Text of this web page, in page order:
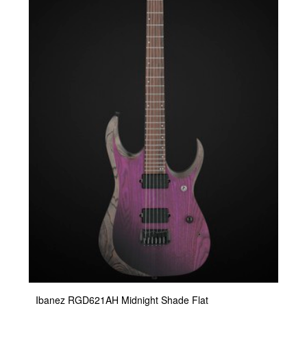
Ibanez RGD621AH Midnight Shade Flat